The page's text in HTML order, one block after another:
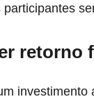
retorno